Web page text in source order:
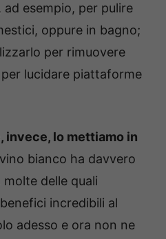
esempio, per pulire
oppure in bagno;
per rimuovere
lucidare piattaforme
invece, lo mettiamo in
vino bianco ha davvero
delle quali
incredibili al
adesso e ora non ne